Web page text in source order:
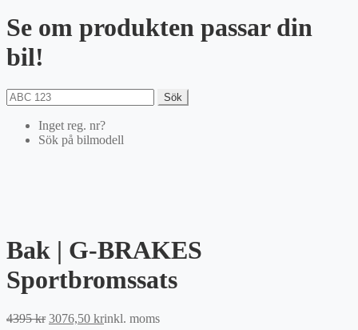
Se om produkten passar din
bil!
Sök
Inget reg. nr?
Sök på bilmodell
Bak | G-BRAKES
Sportbromssats
4395kr Det
3076,50 krDet
inkl. moms